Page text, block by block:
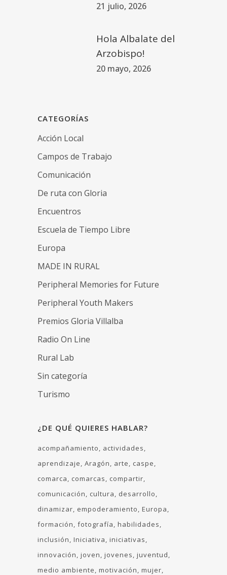
21 julio, 2026
Hola Albalate del
Arzobispo!
20 mayo, 2026
CATEGORÍAS
Acción Local
Campos de Trabajo
Comunicación
De ruta con Gloria
Encuentros
Escuela de Tiempo Libre
Europa
MADE IN RURAL
Peripheral Memories for Future
Peripheral Youth Makers
Premios Gloria Villalba
Radio On Line
Rural Lab
Sin categoría
Turismo
¿DE QUÉ QUIERES HABLAR?
acompañamiento
actividades
aprendizaje Aragón arte
caspe
comarca
comarcas
compartir
comunicación
cultura
desarrollo
dinamizar empoderamiento Europa
formación fotografía habilidades
inclusión Iniciativa iniciativas
innovación joven jovenes juventud
medio ambiente motivación mujer